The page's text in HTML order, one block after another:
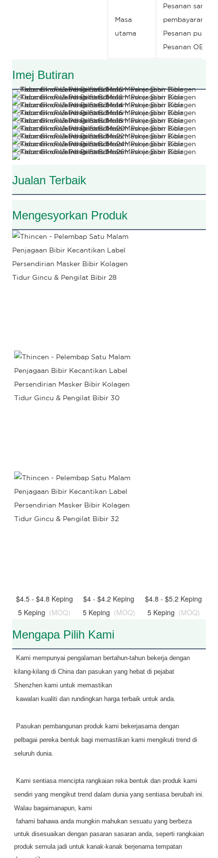
Masa
utama
Pesanan
pembayaran
Pesanan pukal:
Pesanan OEM:
Imej Butiran
Jualan Terbaik
Mengesyorkan Produk
$4.5 - $4.8 Keping
5 Keping (MOQ)
$4 - $4.2 Keping
5 Keping (MOQ)
$4.8 - $5.2 Keping
5 Keping (MOQ)
Mengapa Pilih Kami
Kami mempunyai pengalaman bertahun-tahun bekerja dengan
kilang-kilang di China dan pasukan yang hebat di pejabat
Shenzhen kami untuk memastikan
kawalan kualiti dan rundingkan harga terbaik untuk anda.
Pasukan pembangunan produk kami bekerjasama dengan
pelbagai pereka bentuk bagi memastikan kami mengikuti trend di
seluruh dunia.
sendiri yang mengikut trend dalam dunia yang sentiasa berubah ini.
Walau bagaimanapun, kami
untuk disesuaikan dengan pasaran sasaran anda, seperti rangkaian
produk semula jadi untuk kanak-kanak berjenama tempatan